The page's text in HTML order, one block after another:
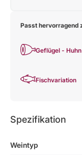
Passt hervorragend
Geflügel -
Fischvariation
Spezifikation
Weintyp